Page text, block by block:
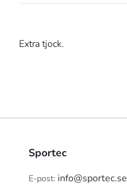
Extra tjock.
Sportec
E-post: info@sportec.se